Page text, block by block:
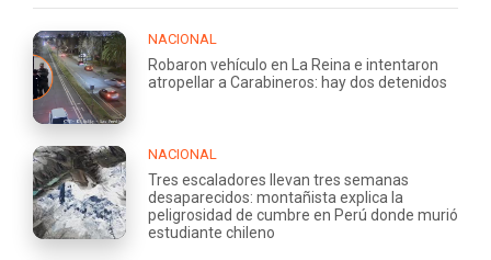
NACIONAL
Robaron vehículo en La Reina e intentaron
atropellar a Carabineros: hay dos detenidos
NACIONAL
Tres escaladores llevan tres semanas
desaparecidos: montañista explica la
peligrosidad de cumbre en Perú donde murió
estudiante chileno